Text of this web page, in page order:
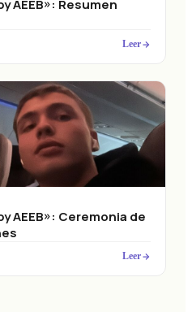
AEEB»: Resumen
Leer
AEEB»: Ceremonia de
Leer